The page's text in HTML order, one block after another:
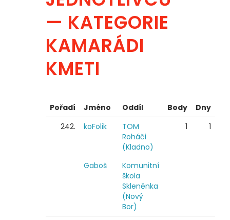
— KATEGORIE
KAMARÁDI
KMETI
Pořadí Jméno Oddíl Body
Dny
242.
koFolik
TOM
Roháči
(Kladno)
1 1
Gaboš
Komunitní
škola
Skleněnka
(Nový
Bor)